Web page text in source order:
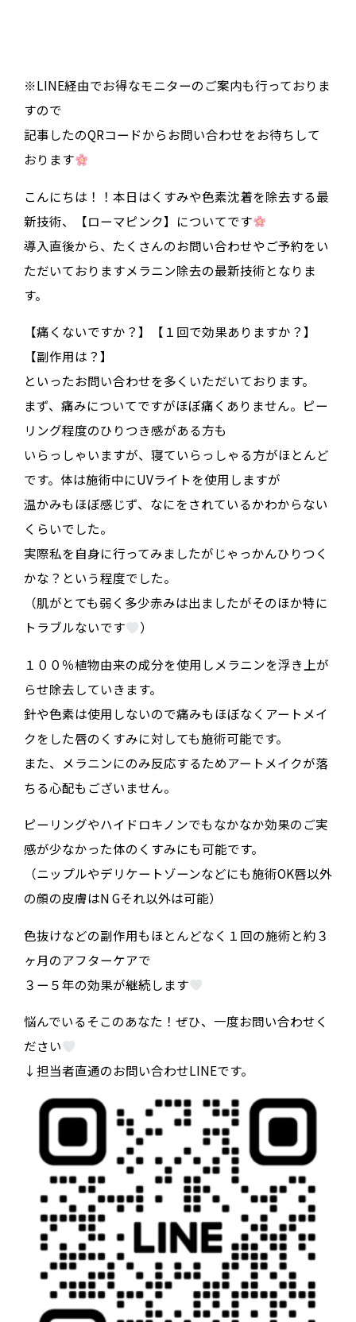
※LINE経由でお得なモニターのご案内も行っておりま
すので
記事したのQRコードからお問い合わせをお待ちして
おります
こんにちは！！本日はくすみや色素沈着を除去する最
新技術、【ローマピンク】についてです
導入直後から、たくさんのお問い合わせやご予約をい
ただいておりますメラニン除去の最新技術となりま
す。
【痛くないですか？】【１回で効果ありますか？】
【副作用は？】
といったお問い合わせを多くいただいております。
まず、痛みについてですがほぼ痛くありません。ピー
リング程度のひりつき感がある方も
いらっしゃいますが、寝ていらっしゃる方がほとんど
です。体は施術中にUVライトを使用しますが
温かみもほぼ感じず、なにをされているかわからない
くらいでした。
実際私を自身に行ってみましたがじゃっかんひりつく
かな？という程度でした。
（肌がとても弱く多少赤みは出ましたがそのほか特に
トラブルないです
）
１００％植物由来の成分を使用しメラニンを浮き上が
らせ除去していきます。
針や色素は使用しないので痛みもほぼなくアートメイ
クをした唇のくすみに対しても施術可能です。
また、メラニンにのみ反応するためアートメイクが落
ちる心配もございません。
ピーリングやハイドロキノンでもなかなか効果のご実
感が少なかった体のくすみにも可能です。
（ニップルやデリケートゾーンなどにも施術OK唇以外
の顔の皮膚はN Gそれ以外は可能）
色抜けなどの副作用もほとんどなく１回の施術と約３
ヶ月のアフターケアで
３ー５年の効果が継続します
悩んでいるそこのあなた！ぜひ、一度お問い合わせく
ださい
↓担当者直通のお問い合わせLINEです。